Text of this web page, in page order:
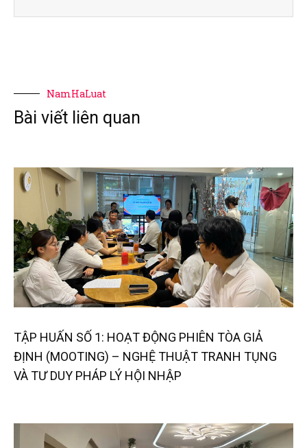
NamHaLuat
Bài viết liên quan
TẬP HUẤN SỐ 1: HOẠT ĐỘNG PHIÊN TÒA GIẢ
ĐỊNH (MOOTING) – NGHỆ THUẬT TRANH TỤNG
VÀ TƯ DUY PHÁP LÝ HỘI NHẬP